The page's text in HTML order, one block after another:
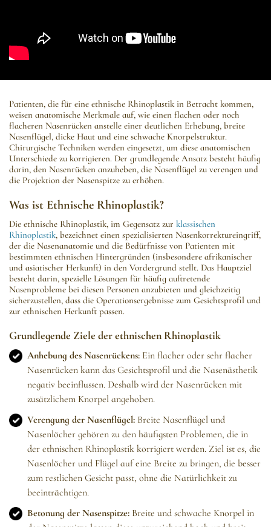
Patienten, die für eine ethnische Rhinoplastik in Betracht kommen,
weisen anatomische Merkmale auf, wie einen flachen oder noch
flacheren Nasenrücken anstelle einer deutlichen Erhebung, breite
Nasenflügel, dicke Haut und eine schwache Knorpelstruktur.
Chirurgische Techniken werden eingesetzt, um diese anatomischen
Unterschiede zu korrigieren. Der grundlegende Ansatz besteht häufig
darin, den Nasenrücken anzuheben, die Nasenflügel zu verengen und
die Projektion der Nasenspitze zu erhöhen.
Was ist Ethnische Rhinoplastik?
Die ethnische Rhinoplastik, im Gegensatz zur klassischen
Rhinoplastik, bezeichnet einen spezialisierten Nasenkorrektureingriff,
der die Nasenanatomie und die Bedürfnisse von Patienten mit
bestimmten ethnischen Hintergründen (insbesondere afrikanischer
und asiatischer Herkunft) in den Vordergrund stellt. Das Hauptziel
besteht darin, spezielle Lösungen für häufig auftretende
Nasenprobleme bei diesen Personen anzubieten und gleichzeitig
sicherzustellen, dass die Operationsergebnisse zum Gesichtsprofil und
zur ethnischen Herkunft passen.
Grundlegende Ziele der ethnischen Rhinoplastik
Anhebung des Nasenrückens: Ein flacher oder sehr flacher
Nasenrücken kann das Gesichtsprofil und die Nasenästhetik
negativ beeinflussen. Deshalb wird der Nasenrücken mit
zusätzlichem Knorpel angehoben.
Verengung der Nasenflügel: Breite Nasenflügel und
Nasenlöcher gehören zu den häufigsten Problemen, die in
der ethnischen Rhinoplastik korrigiert werden. Ziel ist es, die
Nasenlöcher und Flügel auf eine Breite zu bringen, die besser
zum restlichen Gesicht passt, ohne die Natürlichkeit zu
beeinträchtigen.
Betonung der Nasenspitze: Breite und schwache Knorpel in